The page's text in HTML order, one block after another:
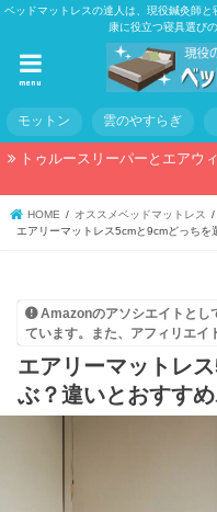
ベッドマットレスの達人は、現役鍼灸師
康に役立つ寝具選び
menu
モットン 雲のやすらぎ
トゥルースリーパーとエアウ
HOME
オススメベッドマットレス
エアリーマットレス5cmと9cmどっちを
Amazonのアソシエイトとし
ています。また、アフィリエイ
エアリーマットレ
ぶ？違いとおすす